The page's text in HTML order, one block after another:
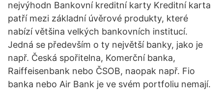
nejvýhodn Bankovní kreditní karty Kreditní karta
patří mezi základní úvěrové produkty, které
nabízí většina velkých bankovních institucí.
Jedná se především o ty největší banky, jako je
např. Česká spořitelna, Komerční banka,
Raiffeisenbank nebo ČSOB, naopak např. Fio
banka nebo Air Bank je ve svém portfoliu nemají.